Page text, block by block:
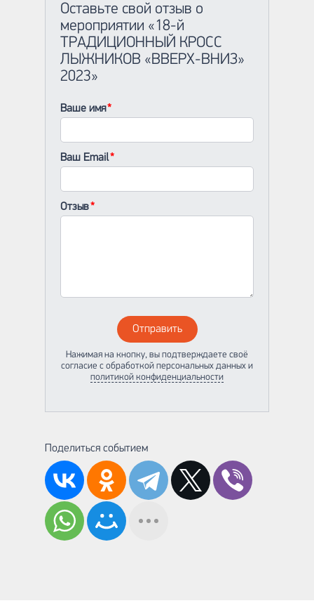
Оставьте свой отзыв о
мероприятии «18-й
ТРАДИЦИОННЫЙ КРОСС
ЛЫЖНИКОВ «ВВЕРХ-ВНИЗ»
2023»
Ваше имя
Ваш Email
Отзыв
Отправить
Нажимая на кнопку, вы подтверждаете своё
согласие с обработкой персональных данных и
политикой конфиденциальности
Поделиться событием